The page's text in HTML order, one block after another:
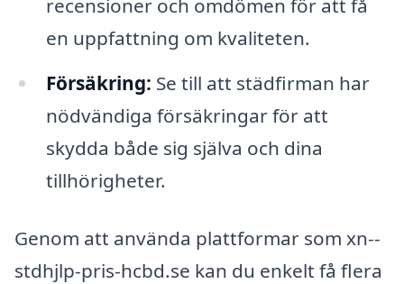
recensioner och omdömen för att få
en uppfattning om kvaliteten.
Försäkring: Se till att städfirman har
nödvändiga försäkringar för att
skydda både sig själva och dina
tillhörigheter.
Genom att använda plattformar som xn--
stdhjlp-pris-hcbd.se kan du enkelt få flera